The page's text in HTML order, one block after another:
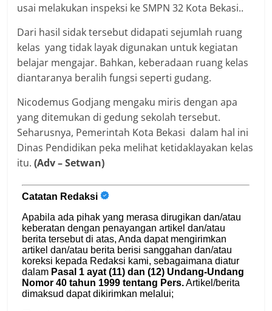
usai melakukan inspeksi ke SMPN 32 Kota Bekasi..
Dari hasil sidak tersebut didapati sejumlah ruang
kelas yang tidak layak digunakan untuk kegiatan
belajar mengajar. Bahkan, keberadaan ruang kelas
diantaranya beralih fungsi seperti gudang.
Nicodemus Godjang mengaku miris dengan apa
yang ditemukan di gedung sekolah tersebut.
Seharusnya, Pemerintah Kota Bekasi dalam hal ini
Dinas Pendidikan peka melihat ketidaklayakan kelas
itu.(Adv – Setwan)